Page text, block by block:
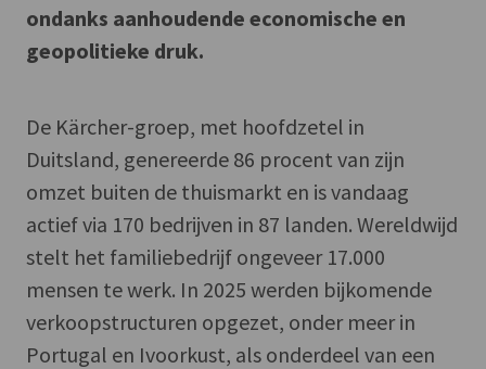
ondanks aanhoudende economische en
geopolitieke druk.
De Kärcher-groep, met hoofdzetel in
Duitsland, genereerde 86 procent van zijn
omzet buiten de thuismarkt en is vandaag
actief via 170 bedrijven in 87 landen. Wereldwijd
stelt het familiebedrijf ongeveer 17.000
mensen te werk. In 2025 werden bijkomende
verkoopstructuren opgezet, onder meer in
Portugal en Ivoorkust, als onderdeel van een